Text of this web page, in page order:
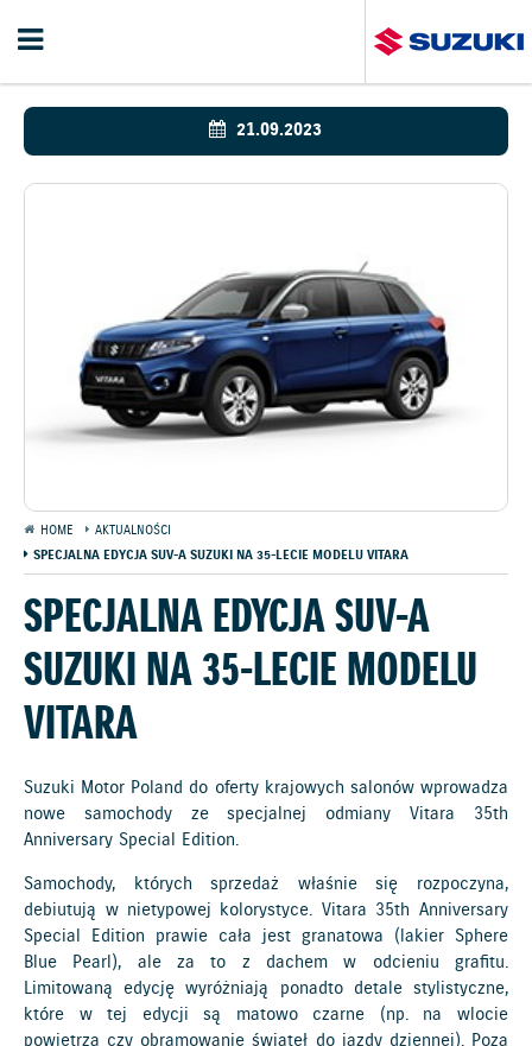
21.09.2023
HOME
AKTUALNOŚCI
SPECJALNA EDYCJA SUV-A SUZUKI NA 35-LECIE MODELU VITARA
SPECJALNA EDYCJA SUV-A
SUZUKI NA 35-LECIE MODELU
VITARA
Suzuki Motor Poland do oferty krajowych salonów wprowadza
nowe samochody ze specjalnej odmiany Vitara 35th
Anniversary Special Edition.
Samochody, których sprzedaż właśnie się rozpoczyna,
debiutują w nietypowej kolorystyce. Vitara 35th Anniversary
Special Edition prawie cała jest granatowa (lakier Sphere
Blue Pearl), ale za to z dachem w odcieniu grafitu.
Limitowaną edycję wyróżniają ponadto detale stylistyczne,
które w tej edycji są matowo czarne (np. na wlocie
powietrza czy obramowanie świateł do jazdy dziennej). Poza